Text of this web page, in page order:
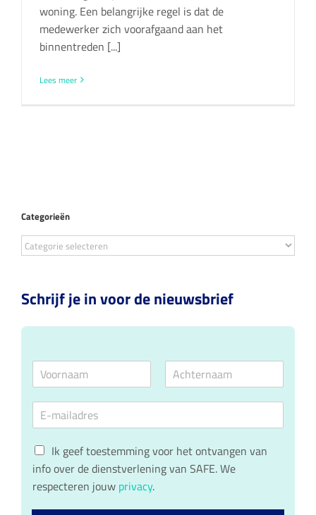
woning. Een belangrijke regel is dat de
medewerker zich voorafgaand aan het
binnentreden [...]
Lees meer
Categorieën
Categorieën
Schrijf je in voor de nieuwsbrief
N
*
o
r
a
m
c
t
r
a
E
l
*
G
D
P
R
c
Ik geef toestemming voor het ontvangen van
info over de dienstverlening van SAFE. We
respecteren jouw privacy.